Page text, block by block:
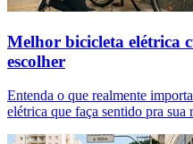
Melhor bicicleta elétrica
escolher
Entenda o que realmente
elétrica que faça sentido pra